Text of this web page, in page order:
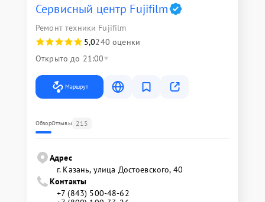
Сервисный центр Fujifilm
Ремонт техники Fujifilm
5,0240 оценки
Открыто до 21:00
Маршрут
ОбзорОтзывы 215
Адрес
г. Казань, улица Достоевского, 40
Контакты
+7 (843) 500-48-62